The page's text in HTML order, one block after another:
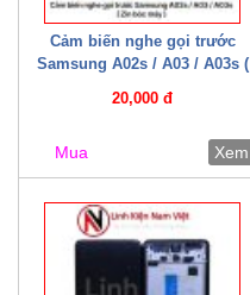
Cảm biến nghe gọi trước
Samsung A02s / A03 / A03s (
20,000 đ
Mua Xem